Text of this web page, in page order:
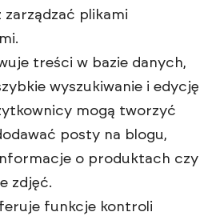
plikami
treści w bazie danych,
wyszukiwanie i edycję
mogą tworzyć
posty na blogu,
o produktach czy
zdjęć.
funkcje kontroli